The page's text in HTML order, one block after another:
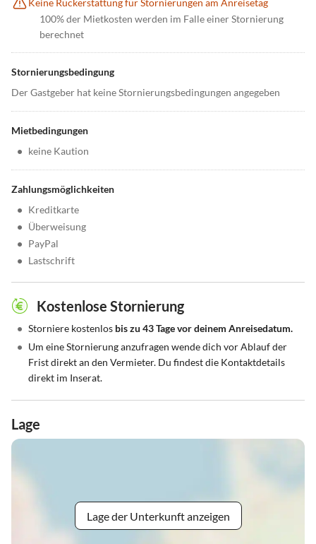
Keine Rückerstattung für Stornierungen am Anreisetag
100% der Mietkosten werden im Falle einer Stornierung
berechnet
Stornierungsbedingung
Der Gastgeber hat keine Stornierungsbedingungen angegeben
Mietbedingungen
• keine Kaution
Zahlungsmöglichkeiten
• Kreditkarte
• Überweisung
• PayPal
• Lastschrift
Kostenlose Stornierung
• Storniere kostenlos bis zu 43 Tage vor deinem Anreisedatum.
• Um eine Stornierung anzufragen wende dich vor Ablauf der
Frist direkt an den Vermieter. Du findest die Kontaktdetails
direkt im Inserat.
Lage
Lage der Unterkunft anzeigen